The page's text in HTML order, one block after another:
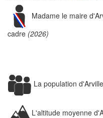
Madame le maire
cadre (2026)
La population
L'altitude moyenne